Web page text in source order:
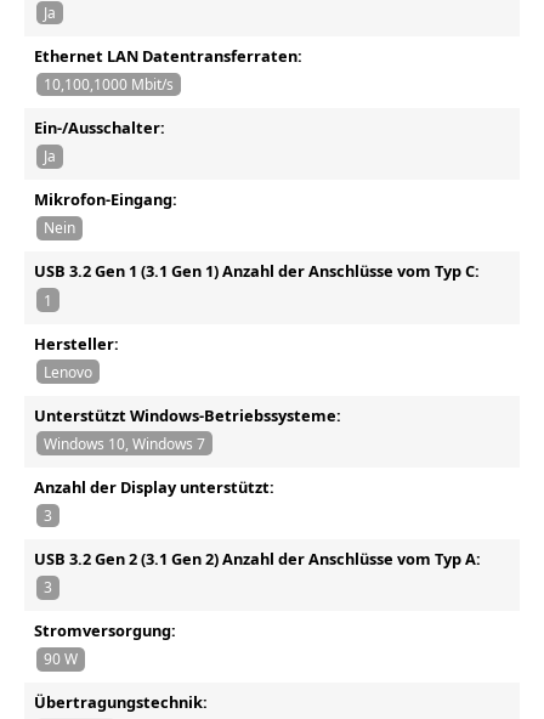
Ja
Ethernet LAN Datentransferraten:
10,100,1000 Mbit/s
Ein-/Ausschalter:
Ja
Mikrofon-Eingang:
Nein
USB 3.2 Gen 1 (3.1 Gen 1) Anzahl der Anschlüsse vom Typ C:
1
Hersteller:
Lenovo
Unterstützt Windows-Betriebssysteme:
Windows 10, Windows 7
Anzahl der Display unterstützt:
3
USB 3.2 Gen 2 (3.1 Gen 2) Anzahl der Anschlüsse vom Typ A:
3
Stromversorgung:
90 W
Übertragungstechnik: